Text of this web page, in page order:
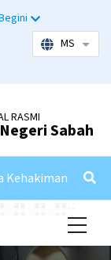
MS
List
RASMI
Sabah
Kehakiman